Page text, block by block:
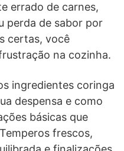
errado de carnes,
perda de sabor por
certas, você
na cozinha.
ingredientes coringa
despensa e como
básicas que
frescos,